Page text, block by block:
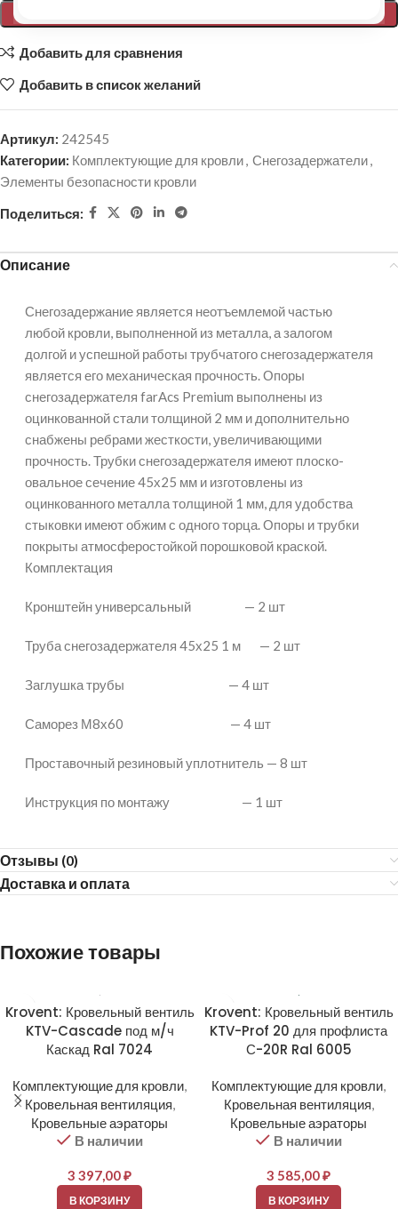
Добавить для сравнения
Добавить в список желаний
Артикул: 242545
Категории: Комплектующие для кровли, Снегозадержатели,
Элементы безопасности кровли
Поделиться:
Описание
Снегозадержание является неотъемлемой частью
любой кровли, выполненной из металла, а залогом
долгой и успешной работы трубчатого снегозадержателя
является его механическая прочность. Опоры
снегозадержателя farAcs Premium выполнены из
оцинкованной стали толщиной 2 мм и дополнительно
снабжены ребрами жесткости, увеличивающими
прочность. Трубки снегозадержателя имеют плоско-
овальное сечение 45х25 мм и изготовлены из
оцинкованного металла толщиной 1 мм, для удобства
стыковки имеют обжим с одного торца. Опоры и трубки
покрыты атмосферостойкой порошковой краской.
Комплектация
Кронштейн универсальный — 2 шт
Труба снегозадержателя 45х25 1 м — 2 шт
Заглушка трубы — 4 шт
Саморез М8х60 — 4 шт
Проставочный резиновый уплотнитель — 8 шт
Инструкция по монтажу — 1 шт
Отзывы (0)
Доставка и оплата
Похожие товары
Krovent: Кровельный вентиль
KTV-Cascade под м/ч
Каскад Ral 7024
Комплектующие для кровли,
Кровельная вентиляция,
Кровельные аэраторы
В наличии
3 397,00₽
В КОРЗИНУ
Krovent: Кровельный вентиль
KTV-Prof 20 для профлиста
С-20R Ral 6005
Комплектующие для кровли,
Кровельная вентиляция,
Кровельные аэраторы
В наличии
3 585,00₽
В КОРЗИНУ